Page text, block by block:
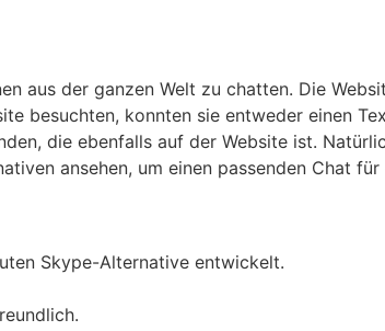
aus der ganzen Welt zu chatten. Die
besuchten, konnten sie entweder einen
die ebenfalls auf der Website ist.
ansehen, um einen passenden Chat für
Skype-Alternative entwickelt.